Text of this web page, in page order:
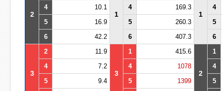
2 1 1
4
10.1 4 169.3
4
5
16.9 5 260.3
5
6
42.2 6 407.3 6
3
2 11.9
3
1 415.6
2
1
4
7.2 4 1078
4
5
9.4 5 1399
5